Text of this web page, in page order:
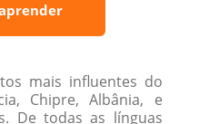
mais influentes do
Chipre, Albânia, e
De todas as línguas